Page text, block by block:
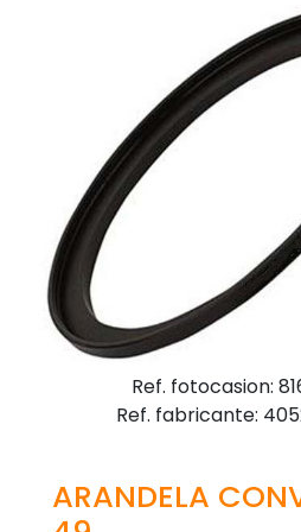
Ref. fotocasion:
Ref. fabricante:
ARANDELA